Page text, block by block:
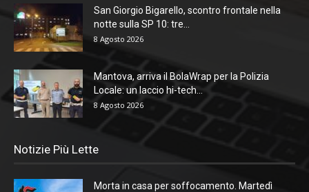
San Giorgio Bigarello, scontro frontale nella
notte sulla SP 10: tre...
8 Agosto 2026
Mantova, arriva il BolaWrap per la Polizia
Locale: un laccio hi-tech...
8 Agosto 2026
Notizie Più Lette
Morta in casa per soffocamento. Martedì